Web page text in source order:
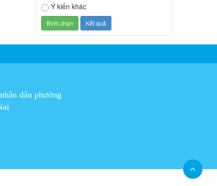
Ý kiến khác
dân phường